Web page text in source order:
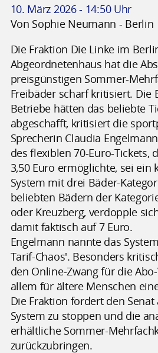
10. März 2026 - 14:50 Uhr
Von Sophie Neumann - Berlin
Die Fraktion Die Linke im
Abgeordnetenhaus hat die
preisgünstigen Sommer-
Freibäder scharf kritisiert. Die
Betriebe hätten das beliebte
abgeschafft, kritisiert die
Sprecherin Claudia
des flexiblen 70-Euro-Tickets,
3,50 Euro ermöglichte, sei ein
System mit drei Bäder-
beliebten Bädern der
oder Kreuzberg, verdopple
damit faktisch auf 7 Euro.
Engelmann nannte das
Tarif-Chaos'. Besonders
den Online-Zwang für die
allem für ältere Menschen
Die Fraktion fordert den Senat
System zu stoppen und die
erhältliche Sommer-
zurückzubringen.